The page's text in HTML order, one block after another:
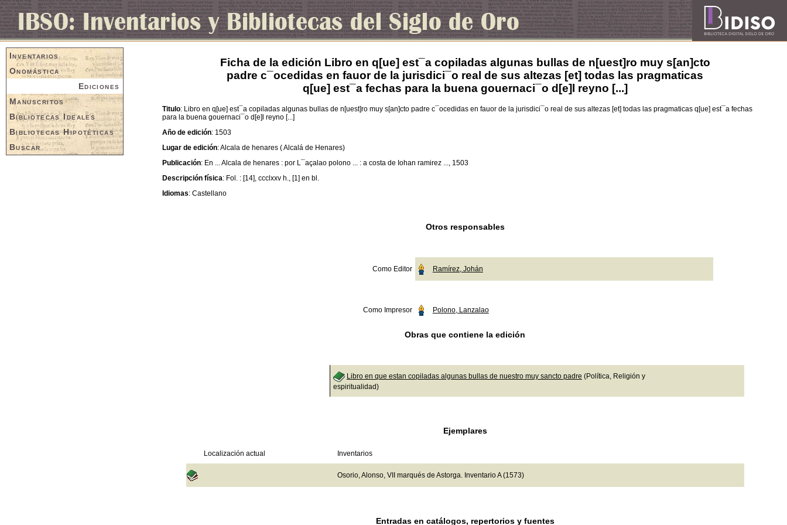
Inventarios
Onomástica
Ediciones
Manuscritos
Bibliotecas Ideales
Bibliotecas Hipotéticas
Buscar
Ficha de la edición Libro en q[ue] est¯a copiladas algunas bullas de n[uest]ro muy s[an]cto
padre c¯ocedidas en fauor de la jurisdici¯o real de sus altezas [et] todas las pragmaticas
q[ue] est¯a fechas para la buena gouernaci¯o d[e]l reyno [...]
Titulo: Libro en q[ue] est¯a copiladas algunas bullas de n[uest]ro muy s[an]cto padre c¯ocedidas en fauor de la jurisdici¯o real de sus altezas [et] todas las pragmaticas q[ue] est¯a fechas
para la buena gouernaci¯o d[e]l reyno [...]
Año de edición: 1503
Lugar de edición: Alcala de henares ( Alcalá de Henares)
Publicación: En ... Alcala de henares : por L¯açalao polono ... : a costa de Iohan ramirez ..., 1503
Descripción física: Fol. : [14], ccclxxv h., [1] en bl.
Idiomas: Castellano
Otros responsables
Como Editor Ramírez, Johán
Como Impresor Polono, Lanzalao
Obras que contiene la edición
Libro en que estan copiladas algunas bullas de nuestro muy sancto padre (Política, Religión y
espiritualidad)
Ejemplares
Localización actual Inventarios
Osorio, Alonso, VII marqués de Astorga. Inventario A (1573)
Entradas en catálogos, repertorios y fuentes